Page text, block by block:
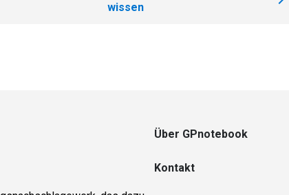
wissen
Über GPnotebook
Kontakt